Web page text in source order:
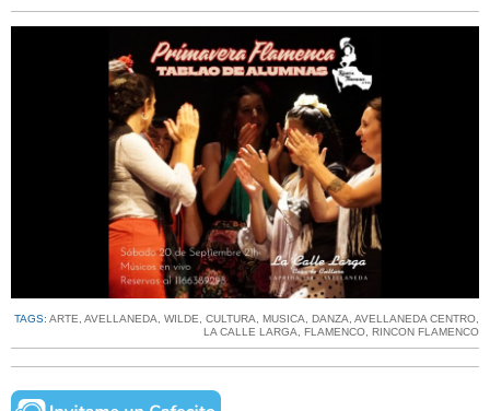
TAGS: ARTE, AVELLANEDA, WILDE, CULTURA, MUSICA, DANZA, AVELLANEDA CENTRO,
LA CALLE LARGA, FLAMENCO, RINCON FLAMENCO